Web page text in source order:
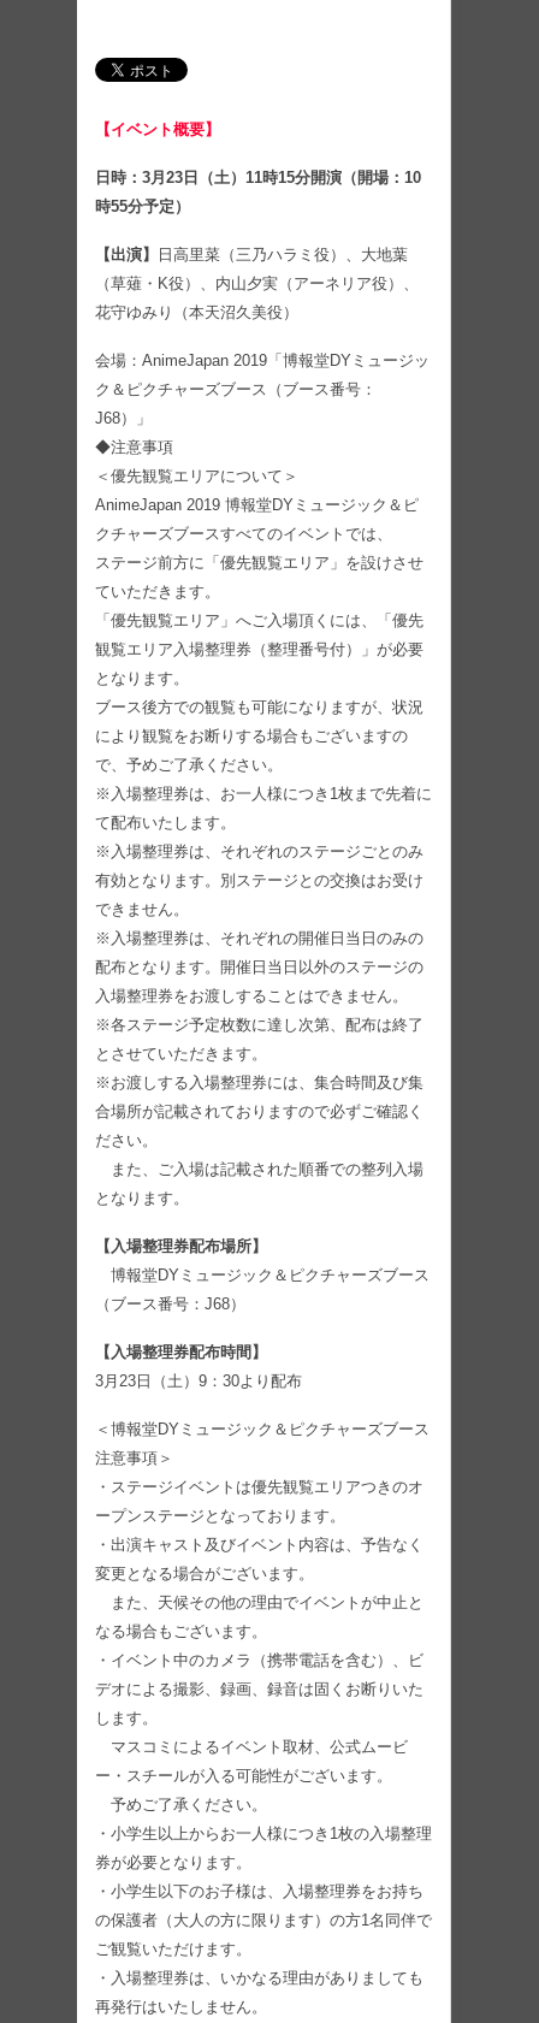
【イベント概要】
日時：3月23日（土）11時15分開演（開場：10
時55分予定）
【出演】
日高里菜（三乃ハラミ役）、大地葉
（草薙・K役）、内山夕実（アーネリア役）、
花守ゆみり（本天沼久美役）
会場：AnimeJapan 2019「博報堂DYミュージッ
ク＆ピクチャーズブース（ブース番号：
J68）」
◆注意事項
＜優先観覧エリアについて＞
AnimeJapan 2019 博報堂DYミュージック＆ピ
クチャーズブースすべてのイベントでは、
ステージ前方に「優先観覧エリア」を設けさせ
ていただきます。
「優先観覧エリア」へご入場頂くには、「優先
観覧エリア入場整理券（整理番号付）」が必要
となります。
ブース後方での観覧も可能になりますが、状況
により観覧をお断りする場合もございますの
で、予めご了承ください。
※入場整理券は、お一人様につき1枚まで先着に
て配布いたします。
※入場整理券は、それぞれのステージごとのみ
有効となります。別ステージとの交換はお受け
できません。
※入場整理券は、それぞれの開催日当日のみの
配布となります。開催日当日以外のステージの
入場整理券をお渡しすることはできません。
※各ステージ予定枚数に達し次第、配布は終了
とさせていただきます。
※お渡しする入場整理券には、集合時間及び集
合場所が記載されておりますので必ずご確認く
ださい。
また、ご入場は記載された順番での整列入場
となります。
【入場整理券配布場所】
博報堂DYミュージック＆ピクチャーズブース
（ブース番号：J68）
【入場整理券配布時間】
3月23日（土）9：30より配布
＜博報堂DYミュージック＆ピクチャーズブース
注意事項＞
・ステージイベントは優先観覧エリアつきのオ
ープンステージとなっております。
・出演キャスト及びイベント内容は、予告なく
変更となる場合がございます。
また、天候その他の理由でイベントが中止と
なる場合もございます。
・イベント中のカメラ（携帯電話を含む）、ビ
デオによる撮影、録画、録音は固くお断りいた
します。
マスコミによるイベント取材、公式ムービ
ー・スチールが入る可能性がございます。
予めご了承ください。
・小学生以上からお一人様につき1枚の入場整理
券が必要となります。
・小学生以下のお子様は、入場整理券をお持ち
の保護者（大人の方に限ります）の方1名同伴で
ご観覧いただけます。
・入場整理券は、いかなる理由がありましても
再発行はいたしません。